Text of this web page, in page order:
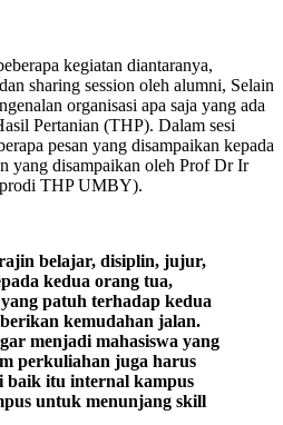
kegiatan diantaranya,
sharing session oleh alumni, Selain
organisasi apa saja yang ada
Pertanian (THP). Dalam sesi
pesan yang disampaikan kepada
yang disampaikan oleh Prof Dr Ir
THP UMBY).
belajar, disiplin, jujur,
kedua orang tua,
patuh terhadap kedua
kemudahan jalan.
menjadi mahasiswa yang
perkuliahan juga harus
baik itu internal kampus
untuk menunjang skill